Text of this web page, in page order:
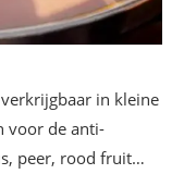
in kleine
voor de anti-
peer, rood fruit…